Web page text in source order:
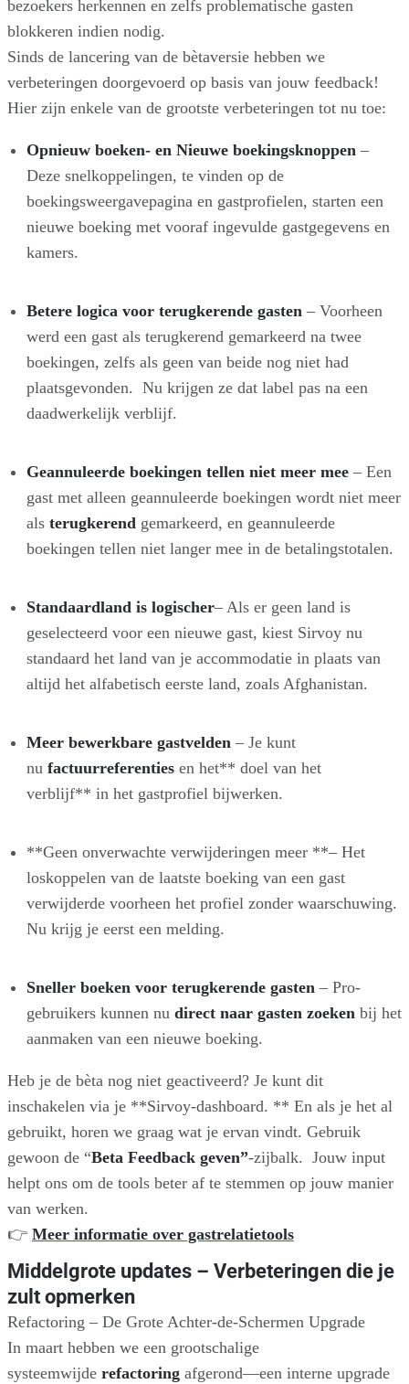
bezoekers herkennen en zelfs problematische gasten
blokkeren indien nodig.
Sinds de lancering van de bètaversie hebben we
verbeteringen doorgevoerd op basis van jouw feedback!
Hier zijn enkele van de grootste verbeteringen tot nu toe:
Opnieuw boeken- en Nieuwe boekingsknoppen –
Deze snelkoppelingen, te vinden op de
boekingsweergavepagina en gastprofielen, starten een
nieuwe boeking met vooraf ingevulde gastgegevens en
kamers.
Betere logica voor terugkerende gasten – Voorheen
werd een gast als terugkerend gemarkeerd na twee
boekingen, zelfs als geen van beide nog niet had
plaatsgevonden. Nu krijgen ze dat label pas na een
daadwerkelijk verblijf.
Geannuleerde boekingen tellen niet meer mee– Een
gast met alleen geannuleerde boekingen wordt niet meer
als terugkerend gemarkeerd, en geannuleerde
boekingen tellen niet langer mee in de betalingstotalen.
Standaardland is logischer– Als er geen land is
geselecteerd voor een nieuwe gast, kiest Sirvoy nu
standaard het land van je accommodatie in plaats van
altijd het alfabetisch eerste land, zoals Afghanistan.
Meer bewerkbare gastvelden – Je kunt
nu factuurreferentiesen het** doel van het
verblijf** in het gastprofiel bijwerken.
**Geen onverwachte verwijderingen meer **– Het
loskoppelen van de laatste boeking van een gast
verwijderde voorheen het profiel zonder waarschuwing.
Nu krijg je eerst een melding.
Sneller boeken voor terugkerende gasten – Pro-
gebruikers kunnen nu direct naar gasten zoeken bij het
aanmaken van een nieuwe boeking.
Heb je de bèta nog niet geactiveerd? Je kunt dit
inschakelen via je **Sirvoy-dashboard. ** En als je het al
gebruikt, horen we graag wat je ervan vindt. Gebruik
gewoon de “Beta Feedback geven”-zijbalk. Jouw input
helpt ons om de tools beter af te stemmen op jouw manier
van werken.
👉 Meer informatie over gastrelatietools
Middelgrote updates – Verbeteringen die je
zult opmerken
Refactoring – De Grote Achter-de-Schermen Upgrade
In maart hebben we een grootschalige
systeemwijde refactoring afgerond—een interne upgrade